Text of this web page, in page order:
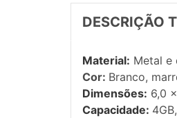
DESCRIÇÃO
Material: Metal e
Cor: Branco,
Dimensões: 6,0
Capacidade: